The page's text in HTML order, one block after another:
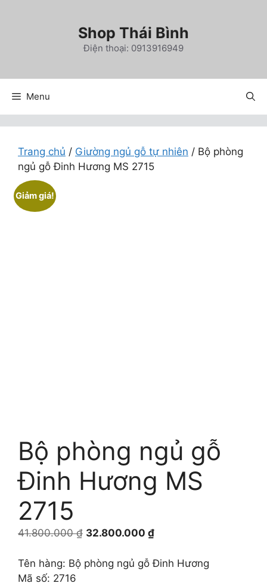
Shop Thái Bình
Điện thoại: 0913916949
Menu
Trang chủ / Giường ngủ gỗ tự nhiên / Bộ phòng
ngủ gỗ Đinh Hương MS 2715
Giảm giá!
Bộ phòng ngủ gỗ
Đinh Hương MS
2715
41.800.000₫ Giá
là:
32.800.000 ₫Giá
tại
Tên hàng: Bộ phòng ngủ gỗ Đinh Hương
Mã số: 2716